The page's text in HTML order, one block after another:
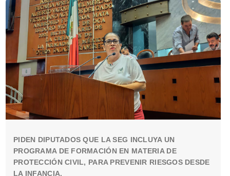
PIDEN DIPUTADOS QUE LA SEG INCLUYA UN
PROGRAMA DE FORMACIÓN EN MATERIA DE
PROTECCIÓN CIVIL, PARA PREVENIR RIESGOS DESDE
LA INFANCIA.